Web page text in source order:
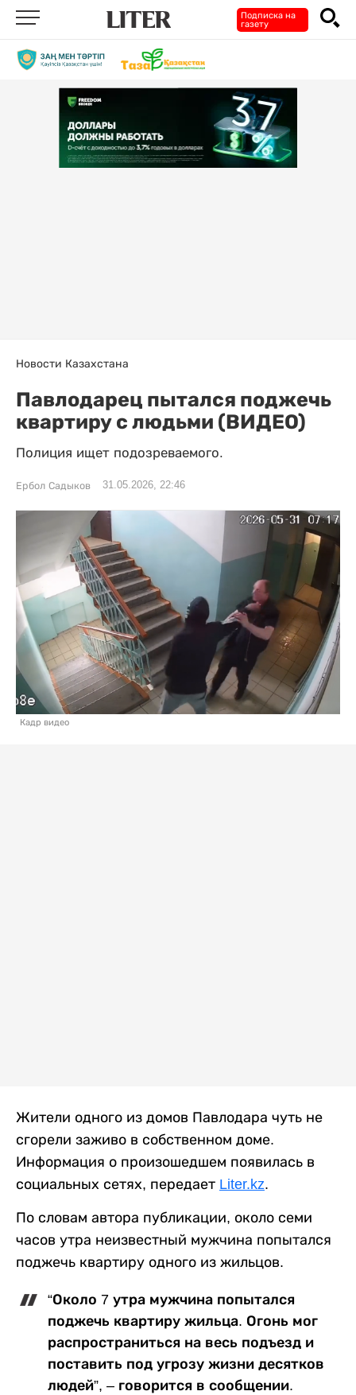
Подписка на
газету
Новости Казахстана
Павлодарец пытался поджечь
квартиру с людьми (ВИДЕО)
Полиция ищет подозреваемого.
Ербол Садыков 31.05.2026, 22:46
Кадр видео
Жители одного из домов Павлодара чуть не
сгорели заживо в собственном доме.
Информация о произошедшем появилась в
социальных сетях, передает Liter.kz.
По словам автора публикации, около семи
часов утра неизвестный мужчина попытался
поджечь квартиру одного из жильцов.
“Около 7 утра мужчина попытался
поджечь квартиру жильца. Огонь мог
распространиться на весь подъезд и
поставить под угрозу жизни десятков
людей”, – говорится в сообщении.